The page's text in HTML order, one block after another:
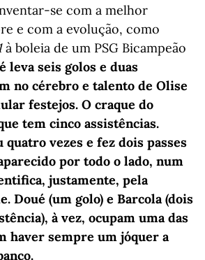
se com a melhor
e com a evolução, como
à boleia de um PSG Bicampeão
leva seis golos e duas
no cérebro e talento de Olise
festejos. O craque do
tem cinco assistências.
quatro vezes e fez dois passes
por todo o lado, num
justamente, pela
Doué (um golo) e Barcola (dois
à vez, ocupam uma das
haver sempre um jóquer a